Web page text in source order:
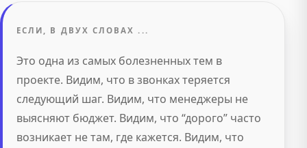
ЕСЛИ, В ДВУХ СЛОВАХ ...
Это одна из самых болезненных тем в
проекте. Видим, что в звонках теряется
следующий шаг. Видим, что менеджеры не
выясняют бюджет. Видим, что “дорого” часто
возникает не там, где кажется. Видим, что